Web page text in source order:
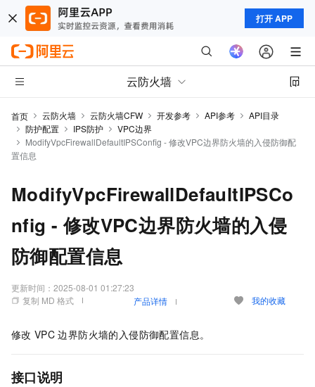
打开 APP
云防火墙
首页 云防火墙 云防火墙CFW 开发参考 API参考
API目录
防护配置
IPS防护
VPC边界
ModifyVpcFirewallDefaultIPSConfig - 修改VPC边界防火墙的入侵防御配
置信息
ModifyVpcFirewallDefaultIPSCo
nfig - 修改VPC边界防火墙的入侵
防御配置信息
更新时间： 2025-08-01 01:27:23
复制 MD 格式
产品详情 我的收藏
修改 VPC 边界防火墙的入侵防御配置信息。
接口说明